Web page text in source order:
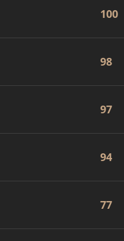
100
98
97
94
77